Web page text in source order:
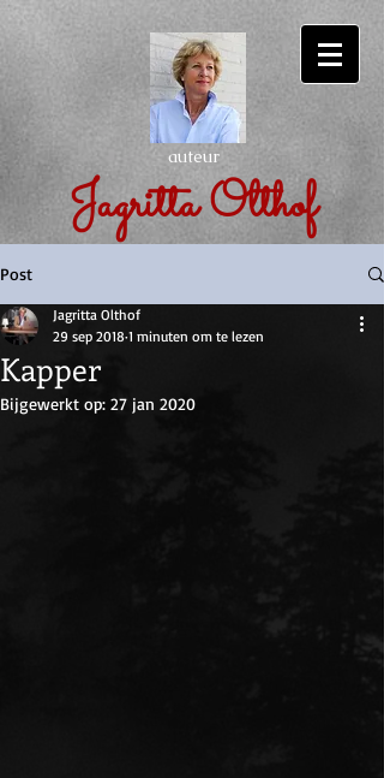
auteur
Jagritta Olthof
Post
Kapper
Jagritta Olthof
29 sep 2018 1 minuten om te lezen
Bijgewerkt op: 27 jan 2020